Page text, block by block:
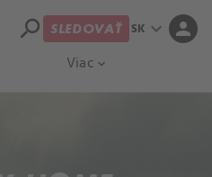
Viac expand_more
search SLEDOVAŤ SK expand_more person